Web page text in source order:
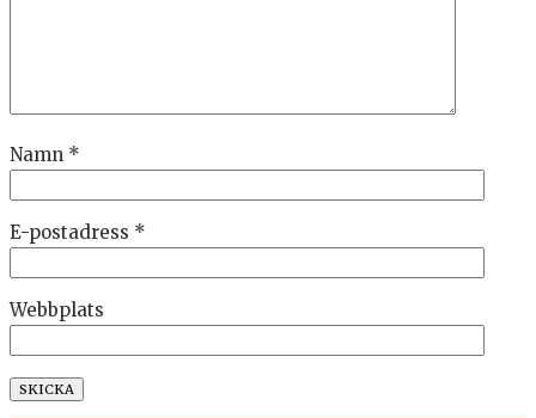
Namn *
E-postadress *
Webbplats